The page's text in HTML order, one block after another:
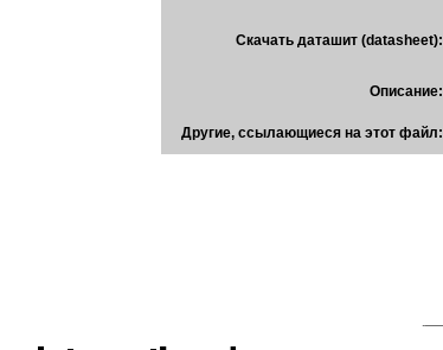
Скачать даташит (datasheet):
Описание:
Другие, ссылающиеся на этот файл: